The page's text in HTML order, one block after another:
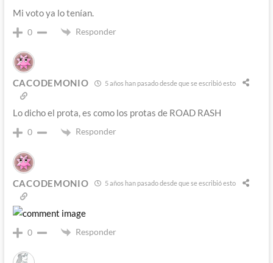
Mi voto ya lo tenían.
0 Responder
CACODEMONIO 5 años han pasado desde que se escribió esto
Lo dicho el prota, es como los protas de ROAD RASH
0 Responder
CACODEMONIO 5 años han pasado desde que se escribió esto
0 Responder